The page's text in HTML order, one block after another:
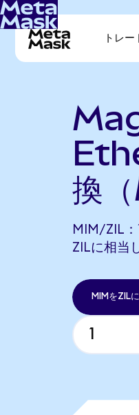
トレー
換
MIM/ZIL：
ZILに相当
MIMをZIL